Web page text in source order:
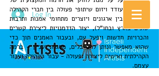
Log In
האמנים, יעודד ויזום שיתופי פעולה בין חברי הקהילה
השונים (ובין ארגונים ויוצרים מתחומי אמנות ותרבות
שונים בארץ ובחו"ל), יצור הזדמנויות ליצירת קשרים
והכרויות חדשות ויפעל עם, ובעבור האמנים תוך כדי
שהוא מאפשר ונותן להם כלים, מסגרת ועניין - ברמה
הקהילתית ואישית ליצירה ופעולה - עבור הקהילה ועבור
עצמם.